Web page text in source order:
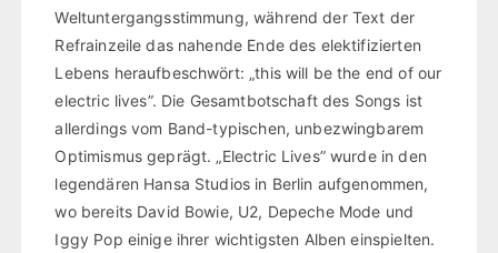
Weltuntergangsstimmung, während der Text der
Refrainzeile das nahende Ende des elektifizierten
Lebens heraufbeschwört: „this will be the end of our
electric lives”. Die Gesamtbotschaft des Songs ist
allerdings vom Band-typischen, unbezwingbarem
Optimismus geprägt. „Electric Lives” wurde in den
legendären Hansa Studios in Berlin aufgenommen,
wo bereits David Bowie, U2, Depeche Mode und
Iggy Pop einige ihrer wichtigsten Alben einspielten.